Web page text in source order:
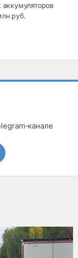
руб.